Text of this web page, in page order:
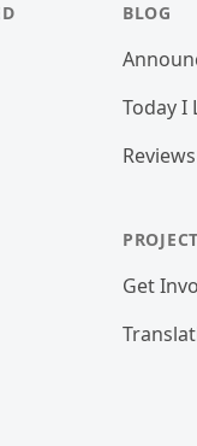
BLOG
Today I
Reviews
PROJECT
Get